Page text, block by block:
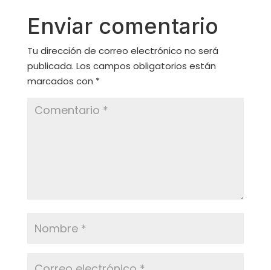
Enviar comentario
Tu dirección de correo electrónico no será
publicada. Los campos obligatorios están
marcados con *